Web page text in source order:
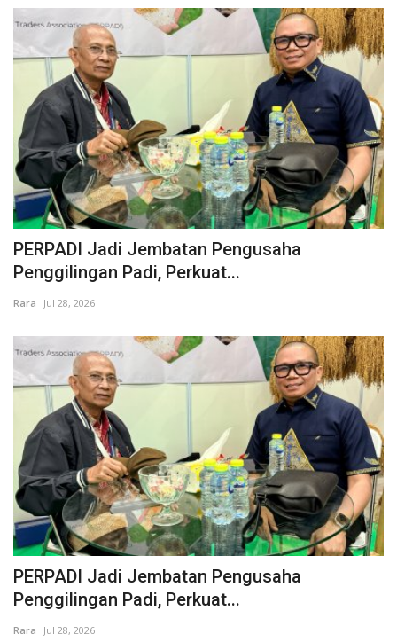
PERPADI Jadi Jembatan Pengusaha
Penggilingan Padi, Perkuat...
Rara Jul 28, 2026
PERPADI Jadi Jembatan Pengusaha
Penggilingan Padi, Perkuat...
Rara Jul 28, 2026